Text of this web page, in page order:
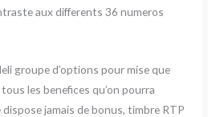
aux differents 36 numeros
groupe d’options pour mise que
les benefices qu’on pourra
dispose jamais de bonus, timbre RTP